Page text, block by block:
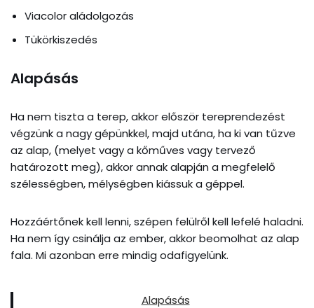
Viacolor aládolgozás
Tükörkiszedés
Alapásás
Ha nem tiszta a terep, akkor először tereprendezést
végzünk a nagy gépünkkel, majd utána, ha ki van tűzve
az alap, (melyet vagy a kőműves vagy tervező
határozott meg), akkor annak alapján a megfelelő
szélességben, mélységben kiássuk a géppel.
Hozzáértőnek kell lenni, szépen felülről kell lefelé haladni.
Ha nem így csinálja az ember, akkor beomolhat az alap
fala. Mi azonban erre mindig odafigyelünk.
Alapásás